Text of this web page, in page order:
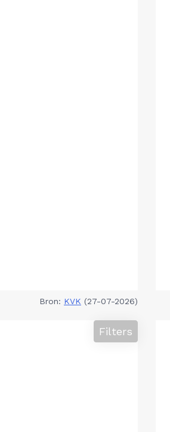
Bron: KVK (27-07-2026)
Filters